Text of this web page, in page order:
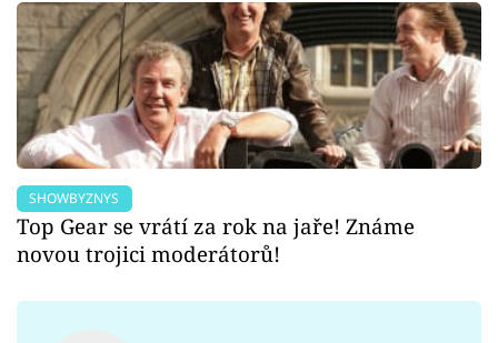
SHOWBYZNYS
Top Gear se vrátí za rok na jaře! Známe
novou trojici moderátorů!